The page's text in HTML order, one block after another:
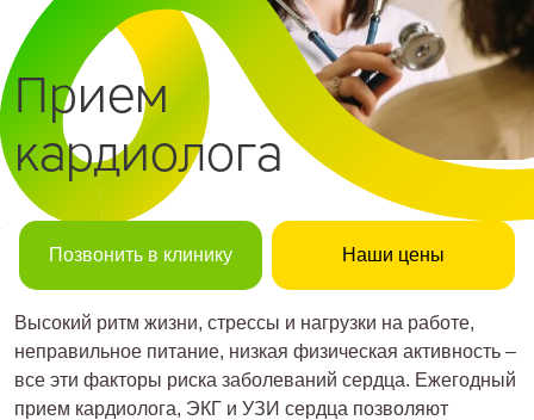
Прием
кардиолога
Позвонить в клинику Наши цены
Высокий ритм жизни, стрессы и нагрузки на работе,
неправильное питание, низкая физическая активность –
все эти факторы риска заболеваний сердца. Ежегодный
прием кардиолога, ЭКГ и УЗИ сердца позволяют